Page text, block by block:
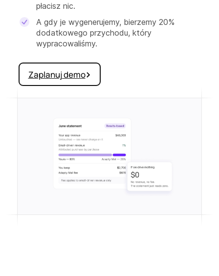
płacisz nic.
A gdy je wygenerujemy, bierzemy 20%
dodatkowego przychodu, który
wypracowaliśmy.
Zaplanuj demo